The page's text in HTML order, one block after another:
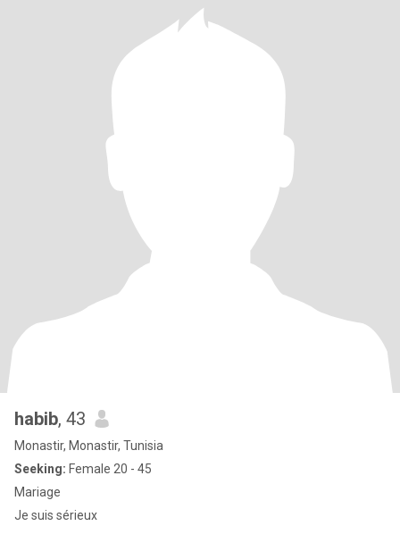
habib, 43
Monastir, Monastir, Tunisia
Seeking: Female 20 - 45
Mariage
Je suis sérieux